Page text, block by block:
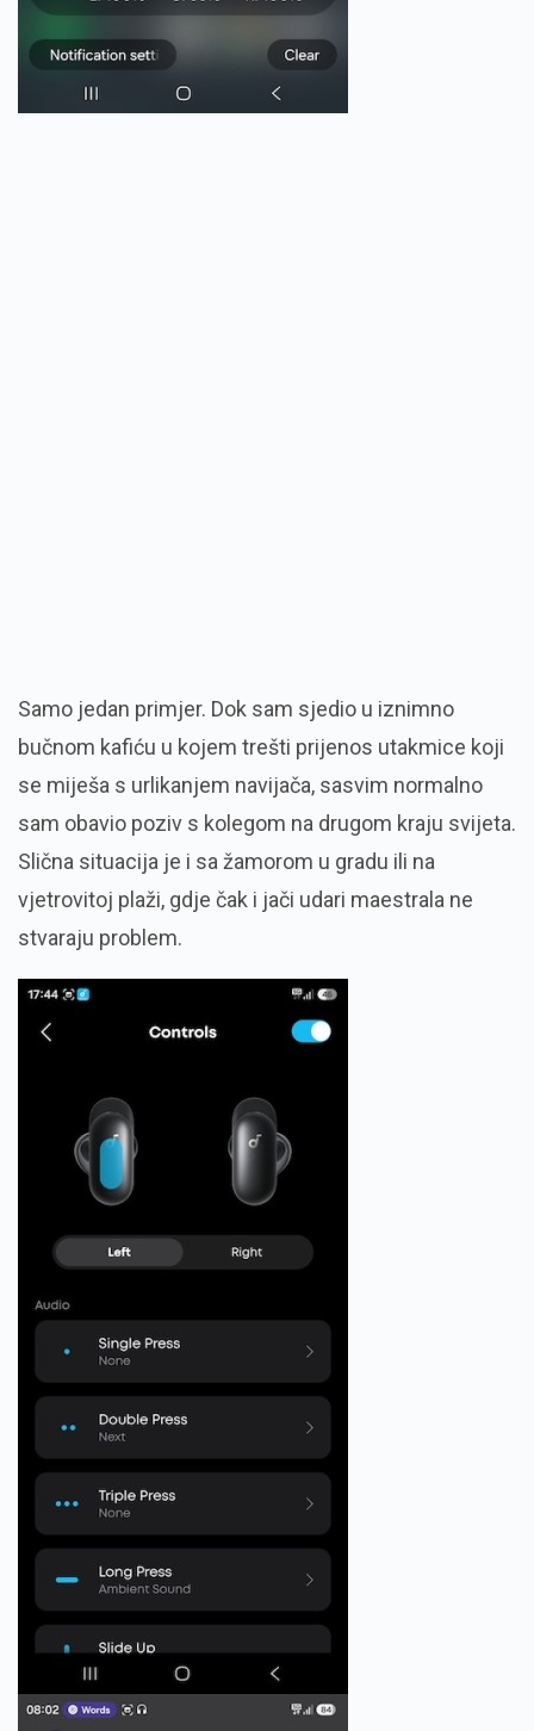
Samo jedan primjer. Dok sam sjedio u iznimno
bučnom kafiću u kojem trešti prijenos utakmice koji
se miješa s urlikanjem navijača, sasvim normalno
sam obavio poziv s kolegom na drugom kraju svijeta.
Slična situacija je i sa žamorom u gradu ili na
vjetrovitoj plaži, gdje čak i jači udari maestrala ne
stvaraju problem.